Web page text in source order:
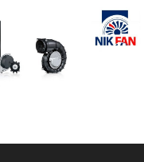
Skip
content